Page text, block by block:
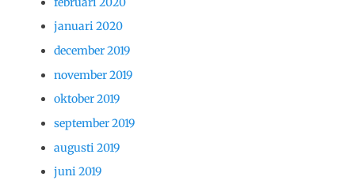
januari 2020
december 2019
november 2019
oktober 2019
september 2019
augusti 2019
juni 2019